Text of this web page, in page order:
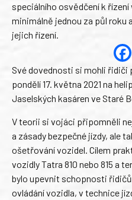
speciálního osvědčení k
minimálně jednou za půl
jejich řízení.
Své dovednosti si mohli
pondělí 17. května 2021 na
Jaselských kasáren ve Staré
V teorii si vojáci připomněli
a zásady bezpečné jízdy, ale
ošetřování vozidel. Cílem
vozidly Tatra 810 nebo 815 a
bylo upevnit schopnosti
ovládání vozidla, v technice